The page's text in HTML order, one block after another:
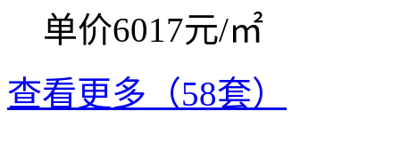
单价6017元/㎡
查看更多（58套）